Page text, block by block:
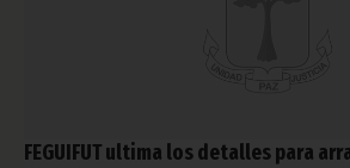
FEGUIFUT ultima los detalles para